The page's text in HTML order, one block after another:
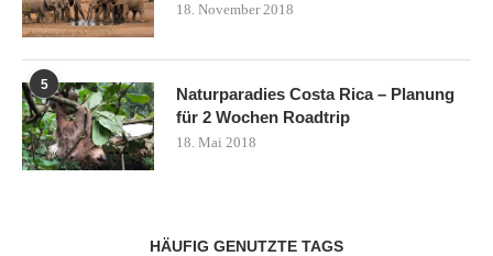
18. November 2018
5
Naturparadies Costa Rica – Planung
für 2 Wochen Roadtrip
18. Mai 2018
HÄUFIG GENUTZTE TAGS